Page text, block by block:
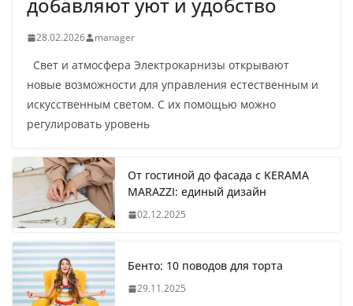
28.02.2026 manager
Свет и атмосфера Электрокарнизы открывают
новые возможности для управления естественным и
искусственным светом. С их помощью можно
регулировать уровень
От гостиной до фасада с KERAMA
MARAZZI: единый дизайн
02.12.2025
Бенто: 10 поводов для торта
29.11.2025